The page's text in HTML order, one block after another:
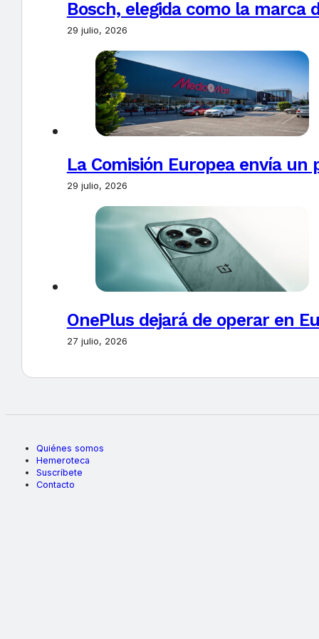
Bosch, elegida como la marca
29 julio, 2026
La Comisión Europea envía un
29 julio, 2026
OnePlus dejará de operar en
27 julio, 2026
Quiénes somos
Hemeroteca
Suscríbete
Contacto